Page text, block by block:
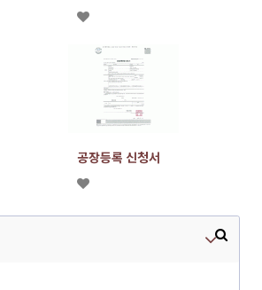
공장등록 신청서